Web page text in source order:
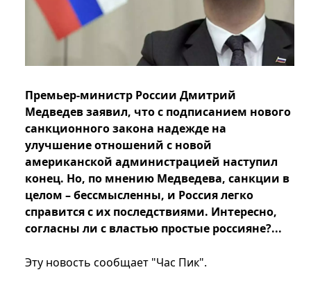
Премьер-министр России Дмитрий
Медведев заявил, что с подписанием нового
санкционного закона надежде на
улучшение отношений с новой
американской администрацией наступил
конец. Но, по мнению Медведева, санкции в
целом – бессмысленны, и Россия легко
справится с их последствиями. Интересно,
согласны ли с властью простые россияне?...
Эту новость сообщает "Час Пик".